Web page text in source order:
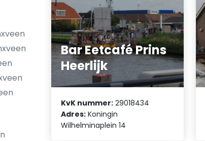
Bar Eetcafé Prins
Heerlijk
KvK nummer: 29018434
Adres: Koningin
Wilhelminaplein 14